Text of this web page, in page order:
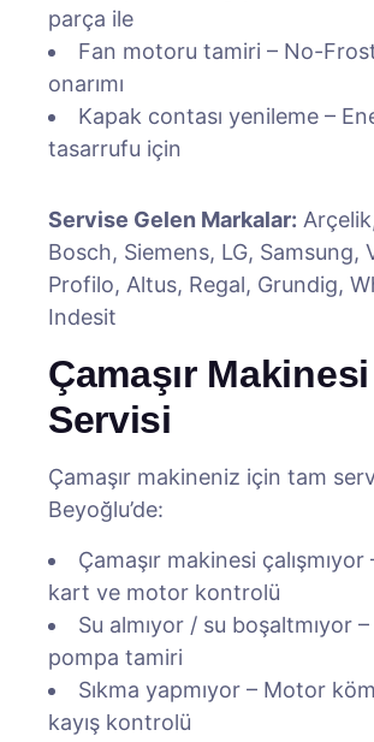
parça ile
Fan motoru tamiri – No-
onarımı
Kapak contası yenileme –
tasarrufu için
Servise Gelen Markalar:
Bosch, Siemens, LG, Samsung,
Profilo, Altus, Regal, Grundig,
Indesit
Çamaşır Makinesi
Servisi
Çamaşır makineniz için tam
Beyoğlu’de:
Çamaşır makinesi
kart ve motor kontrolü
Su almıyor / su boşaltmıyor
pompa tamiri
Sıkma yapmıyor – Motor
kayış kontrolü